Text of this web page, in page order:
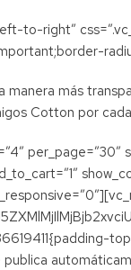
to-right”
más
Cotton por